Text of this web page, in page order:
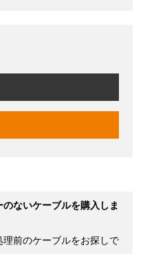
のないケーブルを購入しま
理前のケーブルをお探しで